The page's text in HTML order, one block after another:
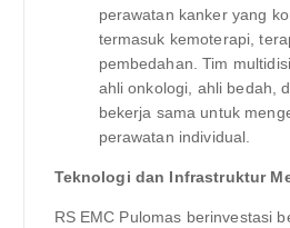
perawatan kanker yang
termasuk kemoterapi,
pembedahan. Tim
ahli onkologi, ahli bedah,
bekerja sama untuk
perawatan individual.
Teknologi dan Infrastruktur
RS EMC Pulomas berinvestasi